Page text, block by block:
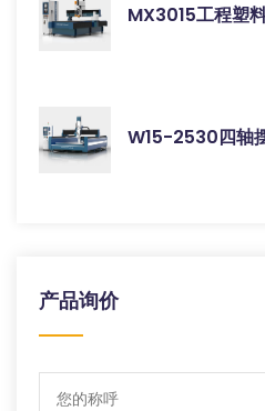
MX3015工程塑
W15-2530四轴
产品询价